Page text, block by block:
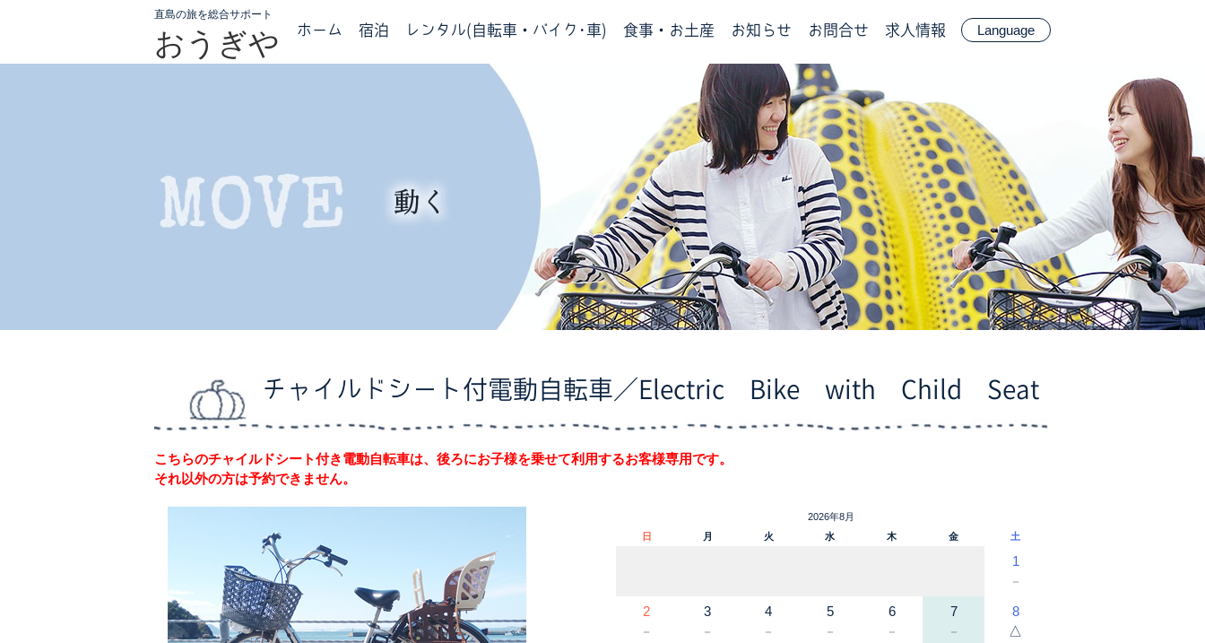
直島の旅を総合サポート
おうぎや ホーム 宿泊 レンタル(自転車・バイク･車) 食事・お土産 お知らせ お問合せ 求人情報 Language
チャイルドシート付電動自転車／Electric Bike with Child Seat
こちらのチャイルドシート付き電動自転車は、後ろにお子様を乗せて利用するお客様専用です。
それ以外の方は予約できません。
2026年8月
日
月 火 水 木 金 土
1
－
2
－
3
－
4
－
5
－
6
－
7
－
8
△